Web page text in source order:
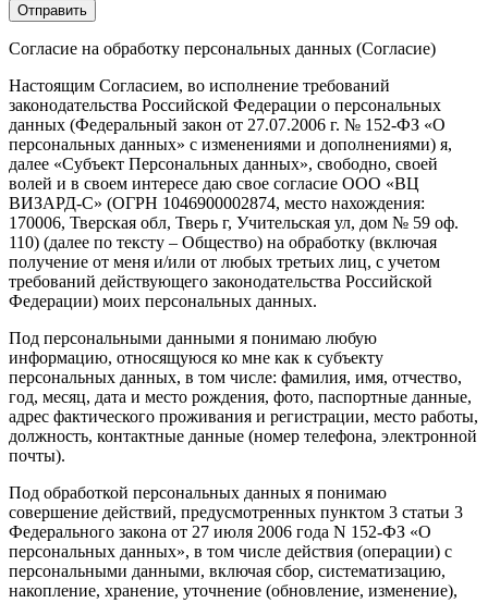
Согласие на обработку персональных данных (Согласие)
Настоящим Согласием, во исполнение требований
законодательства Российской Федерации о персональных
данных (Федеральный закон от 27.07.2006 г. № 152-ФЗ «О
персональных данных» с изменениями и дополнениями) я,
далее «Субъект Персональных данных», свободно, своей
волей и в своем интересе даю свое согласие ООО «ВЦ
ВИЗАРД-С» (ОГРН 1046900002874, место нахождения:
170006, Тверская обл, Тверь г, Учительская ул, дом № 59 оф.
110) (далее по тексту – Общество) на обработку (включая
получение от меня и/или от любых третьих лиц, с учетом
требований действующего законодательства Российской
Федерации) моих персональных данных.
Под персональными данными я понимаю любую
информацию, относящуюся ко мне как к субъекту
персональных данных, в том числе: фамилия, имя, отчество,
год, месяц, дата и место рождения, фото, паспортные данные,
адрес фактического проживания и регистрации, место работы,
должность, контактные данные (номер телефона, электронной
почты).
Под обработкой персональных данных я понимаю
совершение действий, предусмотренных пунктом 3 статьи 3
Федерального закона от 27 июля 2006 года N 152-ФЗ «О
персональных данных», в том числе действия (операции) с
персональными данными, включая сбор, систематизацию,
накопление, хранение, уточнение (обновление, изменение),